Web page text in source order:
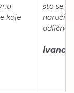
koje
što se
naručiti,
odlično
Ivana